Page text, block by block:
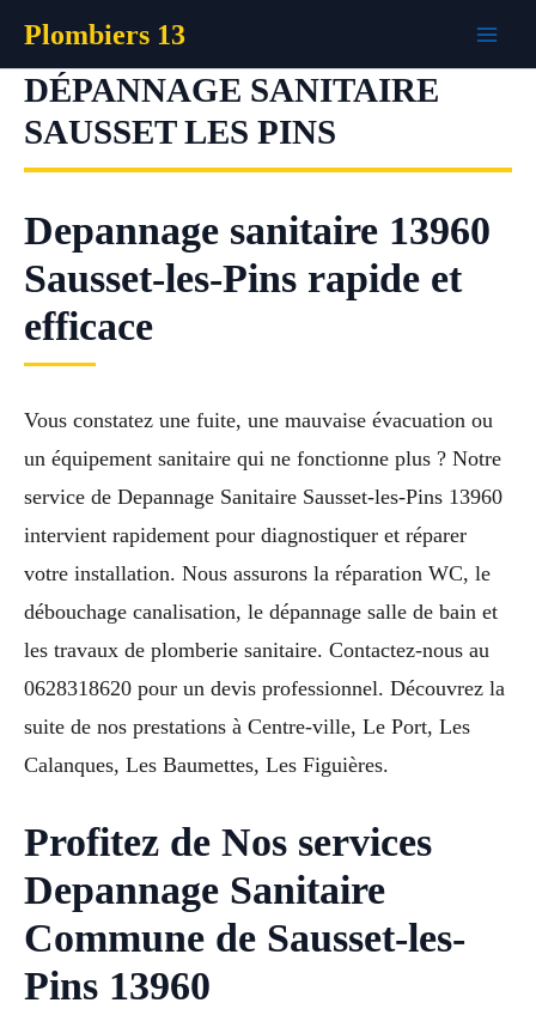
contenu
Plombiers 13
DÉPANNAGE SANITAIRE
SAUSSET LES PINS
Depannage sanitaire 13960
Sausset-les-Pins rapide et
efficace
Vous constatez une fuite, une mauvaise évacuation ou
un équipement sanitaire qui ne fonctionne plus ? Notre
service de Depannage Sanitaire Sausset-les-Pins 13960
intervient rapidement pour diagnostiquer et réparer
votre installation. Nous assurons la réparation WC, le
débouchage canalisation, le dépannage salle de bain et
les travaux de plomberie sanitaire. Contactez-nous au
0628318620 pour un devis professionnel. Découvrez la
suite de nos prestations à Centre-ville, Le Port, Les
Calanques, Les Baumettes, Les Figuières.
Profitez de Nos services
Depannage Sanitaire
Commune de Sausset-les-
Pins 13960